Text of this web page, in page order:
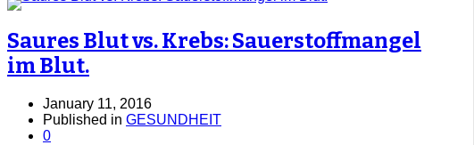
Saures Blut vs. Krebs: Sauerstoffmangel
im Blut.
January 11, 2016
Published in GESUNDHEIT
0